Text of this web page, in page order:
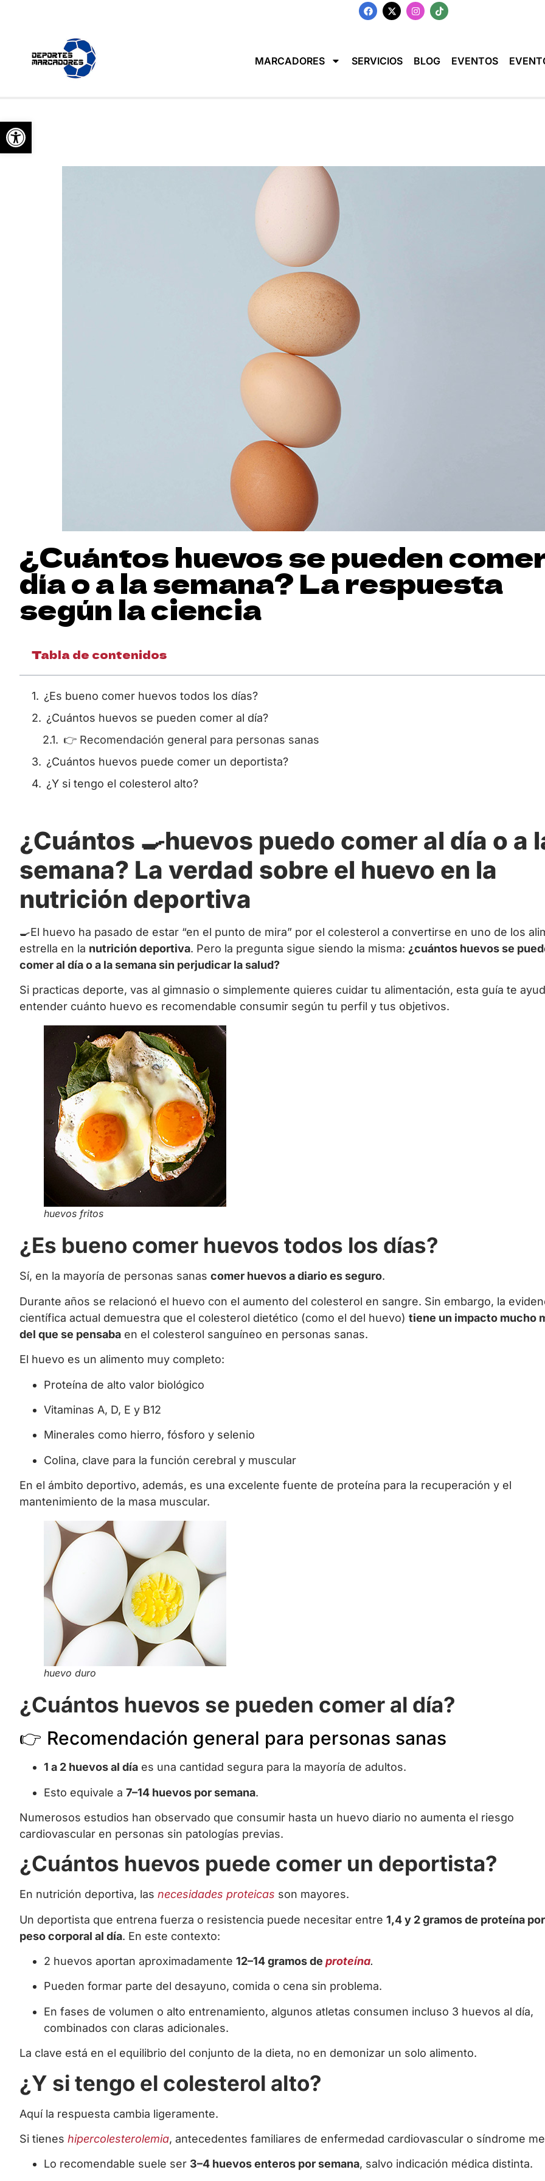
Abrir barra de herramientas
MARCADORES SERVICIOS BLOG EVENTOS
¿Cuántos huevos se pueden
día o a la semana? La respuesta
según la ciencia
Tabla de contenidos
¿Es bueno comer huevos todos los días?
¿Cuántos huevos se pueden comer al día?
👉 Recomendación general para personas sanas
¿Cuántos huevos puede comer un deportista?
¿Y si tengo el colesterol alto?
¿Cuántos 🍳huevos puedo comer al día o a
semana? La verdad sobre el huevo en la
nutrición deportiva
🍳El huevo ha pasado de estar “en el punto de mira” por el colesterol a convertirse en uno de los
estrella en la nutrición deportiva. Pero la pregunta sigue siendo la misma: ¿cuántos huevos se
comer al día o a la semana sin perjudicar la salud?
Si practicas deporte, vas al gimnasio o simplemente quieres cuidar tu alimentación, esta guía te
entender cuánto huevo es recomendable consumir según tu perfil y tus objetivos.
huevos fritos
¿Es bueno comer huevos todos los días?
Sí, en la mayoría de personas sanas comer huevos a diario es seguro.
Durante años se relacionó el huevo con el aumento del colesterol en sangre. Sin embargo, la
científica actual demuestra que el colesterol dietético (como el del huevo) tiene un impacto mucho
del que se pensaba en el colesterol sanguíneo en personas sanas.
El huevo es un alimento muy completo:
Proteína de alto valor biológico
Vitaminas A, D, E y B12
Minerales como hierro, fósforo y selenio
Colina, clave para la función cerebral y muscular
En el ámbito deportivo, además, es una excelente fuente de proteína para la recuperación y el
mantenimiento de la masa muscular.
huevo duro
¿Cuántos huevos se pueden comer al día?
👉 Recomendación general para personas sanas
1 a 2 huevos al día es una cantidad segura para la mayoría de adultos.
Esto equivale a 7–14 huevos por semana.
Numerosos estudios han observado que consumir hasta un huevo diario no aumenta el riesgo
cardiovascular en personas sin patologías previas.
¿Cuántos huevos puede comer un deportista?
En nutrición deportiva, las necesidades proteicas son mayores.
Un deportista que entrena fuerza o resistencia puede necesitar entre 1,4 y 2 gramos de proteína
peso corporal al día. En este contexto:
2 huevos aportan aproximadamente 12–14 gramos de proteína.
Pueden formar parte del desayuno, comida o cena sin problema.
En fases de volumen o alto entrenamiento, algunos atletas consumen incluso 3 huevos al día,
combinados con claras adicionales.
La clave está en el equilibrio del conjunto de la dieta, no en demonizar un solo alimento.
¿Y si tengo el colesterol alto?
Aquí la respuesta cambia ligeramente.
Si tienes hipercolesterolemia, antecedentes familiares de enfermedad cardiovascular o síndrome
Lo recomendable suele ser 3–4 huevos enteros por semana, salvo indicación médica distinta.